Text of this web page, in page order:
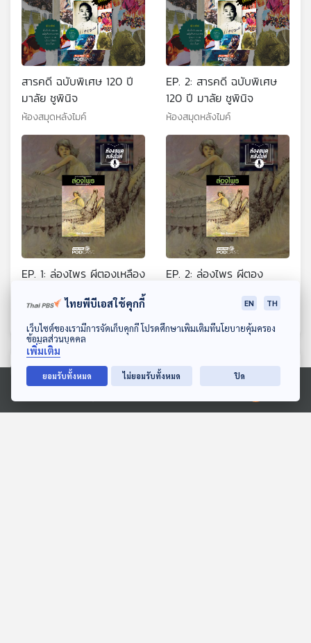
ดาวน์โหลด Thai PBS Podcast Application
Ⓒ 2020 องค์การกระจายเสียงและแพร่ภาพสาธารณะแห่งประเทศไทย
สารคดี ฉบับพิเศษ 120 ปี
มาลัย ชูพินิจ
ห้องสมุดหลังไมค์
EP. 2: สารคดี ฉบับพิเศษ
120 ปี มาลัย ชูพินิจ
ห้องสมุดหลังไมค์
EP. 1: ล่องไพร ผีตองเหลือง
ห้องสมุดหลังไมค์
EP. 2: ล่องไพร ผีตอง
ตอนที่เกี่ยวข้อง
ไทยพีบีเอสใช้คุกกี้ EN TH
เว็บไซต์ของเรามีการจัดเก็บคุกกี้ โปรดศึกษาเพิ่มเติมที่นโยบายคุ้มครอง
ข้อมูลส่วนบุคคล
เพิ่มเติม
ยอมรับทั้งหมด ไม่ยอมรับทั้งหมด ปิด